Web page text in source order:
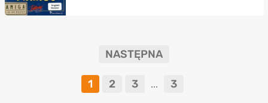
NASTĘPNA
1 2 3 ... 3